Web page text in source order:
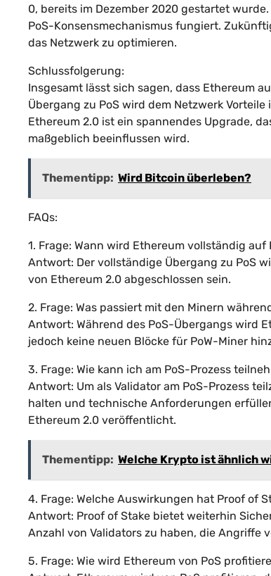
0, bereits im Dezember 2020 gestartet
PoS-Konsensmechanismus fungiert.
das Netzwerk zu optimieren.
Schlussfolgerung:
Insgesamt lässt sich sagen, dass Ethereum
Übergang zu PoS wird dem Netzwerk
Ethereum 2.0 ist ein spannendes Upgrade,
maßgeblich beeinflussen wird.
Thementipp: Wird Bitcoin überleben?
FAQs:
1. Frage: Wann wird Ethereum vollständig auf
Antwort: Der vollständige Übergang zu PoS
von Ethereum 2.0 abgeschlossen sein.
2. Frage: Was passiert mit den Minern
Antwort: Während des PoS-Übergangs wird
jedoch keine neuen Blöcke für PoW-Miner
3. Frage: Wie kann ich am PoS-Prozess
Antwort: Um als Validator am PoS-Prozess
halten und technische Anforderungen
Ethereum 2.0 veröffentlicht.
Thementipp: Welche Krypto ist ähnlich
4. Frage: Welche Auswirkungen hat Proof of
Antwort: Proof of Stake bietet weiterhin
Anzahl von Validators zu haben, die Angriffe
5. Frage: Wie wird Ethereum von PoS